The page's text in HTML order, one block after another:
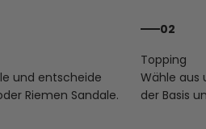
und entscheide
Riemen Sandale.
02
Wähle aus
der Basis